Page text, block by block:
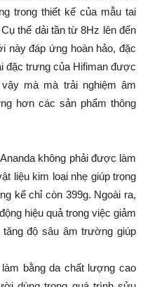
trong thiết kế của mẫu tai
thể dải tần từ 8Hz lên đến
này đáp ứng hoàn hảo, đặc
đặc trưng của Hifiman được
mà mà trải nghiệm âm
hơn các sản phẩm thông
không phải được làm
liệu kim loại nhẹ giúp trọng
kể chỉ còn 399g. Ngoài ra,
hiệu quả trong việc giảm
độ sâu âm trường giúp
bằng da chất lượng cao